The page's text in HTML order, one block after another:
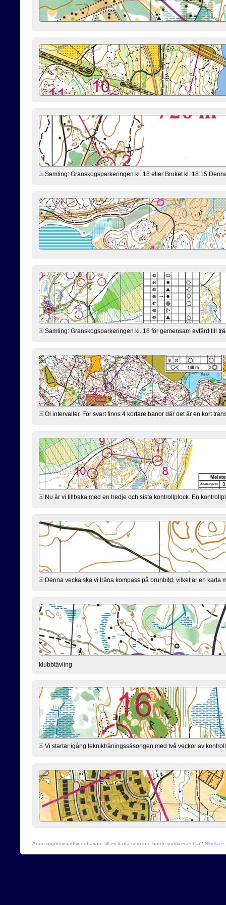
Samling: Granskogsparkeringen kl. 18 eller Bruket kl. 18:15
Samling: Granskogsparkeringen kl. 18 för gemensam avfärd till
Ol intervaller. För svart finns 4 kortare banor där det är en kort
Nu är vi tillbaka med en tredje och sista kontrollplock. En
Denna vecka ska vi träna kompass på brunbild, vilket är en
klubbtävling
Vi startar igång teknikträningssäsongen med två veckor av
Är du upphovsrättsinnehavare till en karta som inte borde publiceras här? Skicka